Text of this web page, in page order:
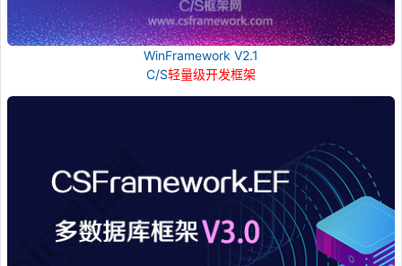
WinFramework V2.1
C/S轻量级开发框架